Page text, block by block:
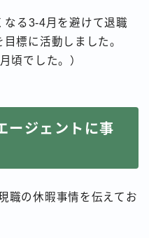
る3-4月を避けて退職
標に活動しました。
頃でした。）
ージェントに事
職の休暇事情を伝えてお